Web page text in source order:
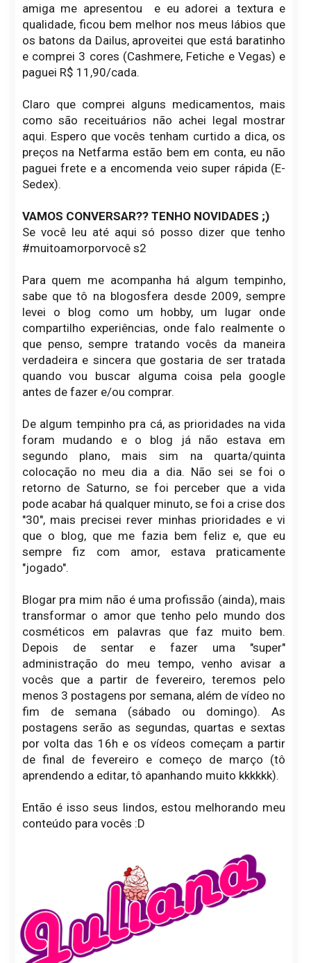
amiga me apresentou e eu adorei a textura e
qualidade, ficou bem melhor nos meus lábios que
os batons da Dailus, aproveitei que está baratinho
e comprei 3 cores (Cashmere, Fetiche e Vegas) e
paguei R$ 11,90/cada.
Claro que comprei alguns medicamentos, mais
como são receituários não achei legal mostrar
aqui. Espero que vocês tenham curtido a dica, os
preços na Netfarma estão bem em conta, eu não
paguei frete e a encomenda veio super rápida (E-
Sedex).
VAMOS CONVERSAR?? TENHO NOVIDADES ;)
Se você leu até aqui só posso dizer que tenho
#muitoamorporvocê s2
Para quem me acompanha há algum tempinho,
sabe que tô na blogosfera desde 2009, sempre
levei o blog como um hobby, um lugar onde
compartilho experiências, onde falo realmente o
que penso, sempre tratando vocês da maneira
verdadeira e sincera que gostaria de ser tratada
quando vou buscar alguma coisa pela google
antes de fazer e/ou comprar.
De algum tempinho pra cá, as prioridades na vida
foram mudando e o blog já não estava em
segundo plano, mais sim na quarta/quinta
colocação no meu dia a dia. Não sei se foi o
retorno de Saturno, se foi perceber que a vida
pode acabar há qualquer minuto, se foi a crise dos
"30", mais precisei rever minhas prioridades e vi
que o blog, que me fazia bem feliz e, que eu
sempre fiz com amor, estava praticamente
"jogado".
Blogar pra mim não é uma profissão (ainda), mais
transformar o amor que tenho pelo mundo dos
cosméticos em palavras que faz muito bem.
Depois de sentar e fazer uma "super"
administração do meu tempo, venho avisar a
vocês que a partir de fevereiro, teremos pelo
menos 3 postagens por semana, além de vídeo no
fim de semana (sábado ou domingo). As
postagens serão as segundas, quartas e sextas
por volta das 16h e os vídeos começam a partir
de final de fevereiro e começo de março (tô
aprendendo a editar, tô apanhando muito kkkkkk).
Então é isso seus lindos, estou melhorando meu
conteúdo para vocês :D